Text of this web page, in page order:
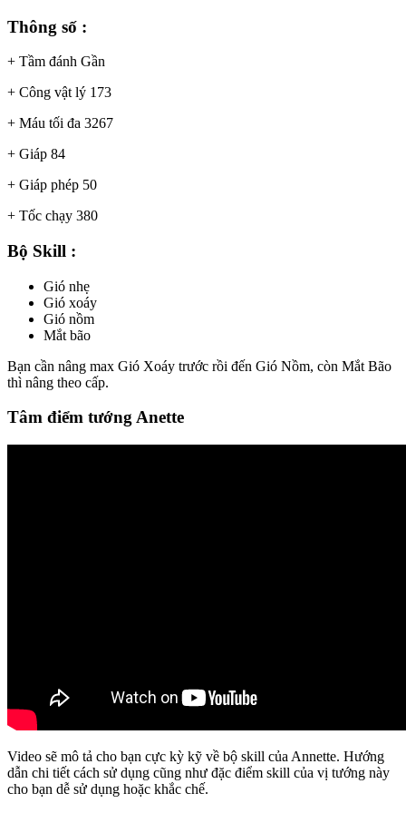
Thông số :
+ Tầm đánh Gần
+ Công vật lý 173
+ Máu tối đa 3267
+ Giáp 84
+ Giáp phép 50
+ Tốc chạy 380
Bộ Skill :
Gió nhẹ
Gió xoáy
Gió nồm
Mắt bão
Bạn cần nâng max Gió Xoáy trước rồi đến Gió Nồm, còn Mắt Bão
thì nâng theo cấp.
Tâm điểm tướng Anette
Video sẽ mô tả cho bạn cực kỳ kỹ về bộ skill của Annette. Hướng
dẫn chi tiết cách sử dụng cũng như đặc điểm skill của vị tướng này
cho bạn dễ sử dụng hoặc khắc chế.